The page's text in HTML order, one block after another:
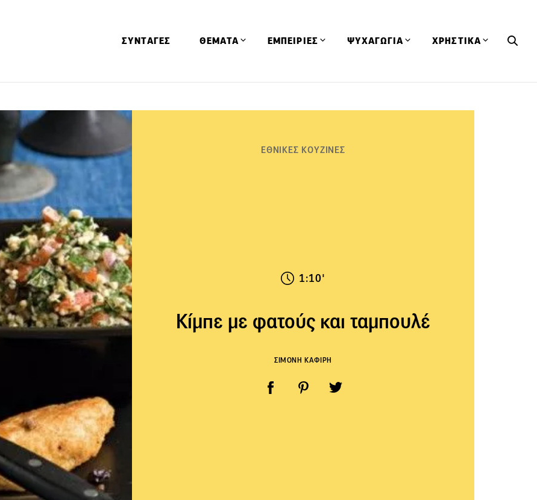
ΣΥΝΤΑΓΕΣ ΘΕΜΑΤΑ ΕΜΠΕΙΡΙΕΣ ΨΥΧΑΓΩΓΙΑ ΧΡΗΣΤΙΚΑ
ΕΘΝΙΚΕΣ ΚΟΥΖΙΝΕΣ
1:10'
Κίμπε με φατούς και ταμπουλέ
ΣΙΜΟΝΗ ΚΑΦΙΡΗ